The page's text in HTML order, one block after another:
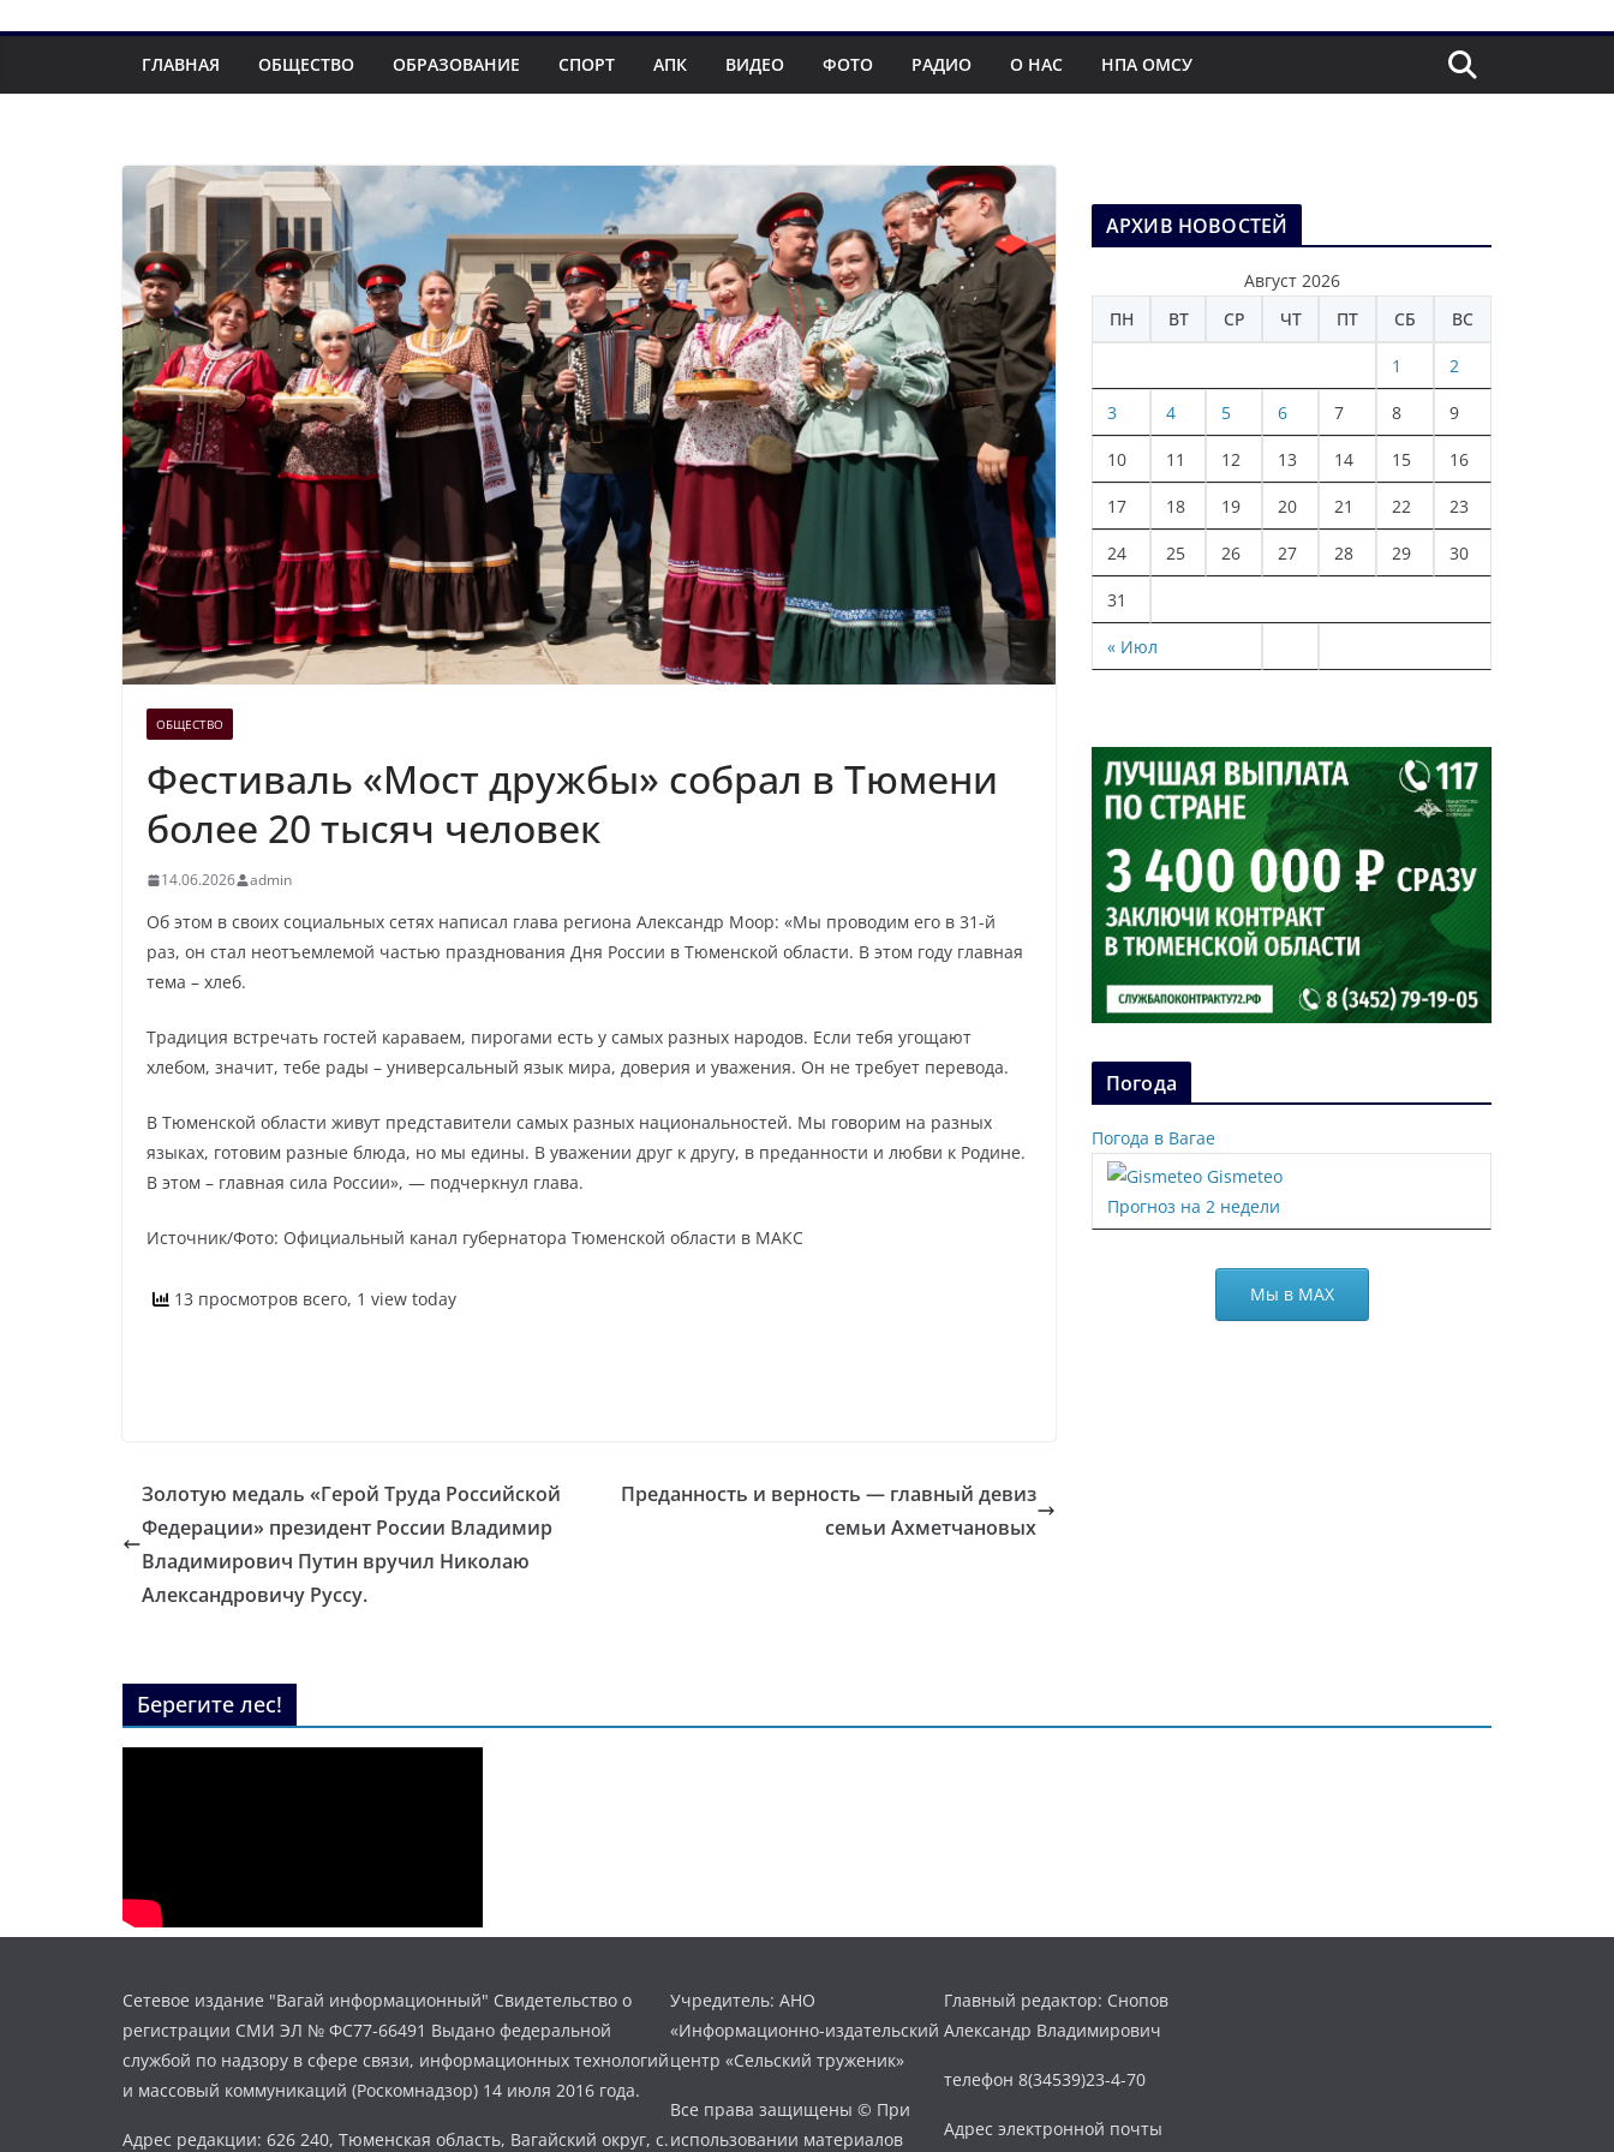
ГЛАВНАЯ ОБЩЕСТВО ОБРАЗОВАНИЕ СПОРТ АПК ВИДЕО ФОТО РАДИО О НАС НПА ОМСУ
ОБЩЕСТВО
Фестиваль «Мост дружбы» собрал в Тюмени
более 20 тысяч человек
14.06.2026 admin
Об этом в своих социальных сетях написал глава региона Александр Моор: «Мы проводим его в 31-й
раз, он стал неотъемлемой частью празднования Дня России в Тюменской области. В этом году главная
тема – хлеб.
Традиция встречать гостей караваем, пирогами есть у самых разных народов. Если тебя угощают
хлебом, значит, тебе рады – универсальный язык мира, доверия и уважения. Он не требует перевода.
В Тюменской области живут представители самых разных национальностей. Мы говорим на разных
языках, готовим разные блюда, но мы едины. В уважении друг к другу, в преданности и любви к Родине.
В этом – главная сила России», — подчеркнул глава.
Источник/Фото: Официальный канал губернатора Тюменской области в МАКС
13 просмотров всего, 1 view today
Золотую медаль «Герой Труда Российской
Федерации» президент России Владимир
Владимирович Путин вручил Николаю
Александровичу Руссу.
Преданность и верность — главный девиз
семьи Ахметчановых
АРХИВ НОВОСТЕЙ
Август 2026
ПН
ВТ СР ЧТ ПТ СБ ВС
« Июл
1 2
3 4 5 6 7 8 9
10 11 12 13 14 15 16
17 18 19 20 21 22 23
24 25 26 27 28 29 30
31
Погода
Погода в Вагае
Gismeteo
Прогноз на 2 недели
Мы в МАХ
Берегите лес!
Сетевое издание "Вагай информационный" Свидетельство о
регистрации СМИ ЭЛ № ФС77-66491 Выдано федеральной
службой по надзору в сфере связи, информационных технологий
и массовый коммуникаций (Роскомнадзор) 14 июля 2016 года.
Адрес редакции: 626 240, Тюменская область, Вагайский округ, с.
Учредитель: АНО
«Информационно-издательский
центр «Сельский труженик»
Все права защищены © При
использовании материалов
Главный редактор: Снопов
Александр Владимирович
телефон 8(34539)23-4-70
Адрес электронной почты